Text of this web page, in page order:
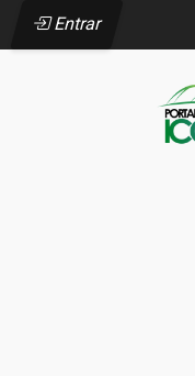
Entrar